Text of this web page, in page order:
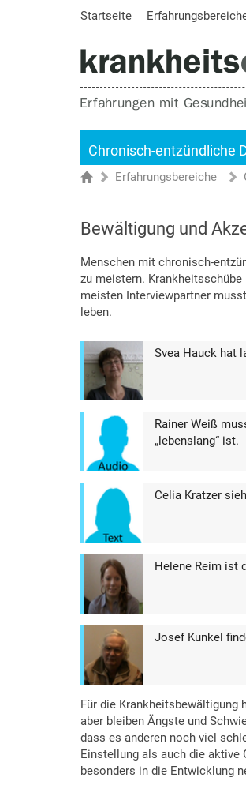
Startseite
Chronisch-entzündliche
Sie sind hier
StartseiteErfahrungsbereiche
Bewältigung und
Menschen mit chronisch-
zu meistern.
meisten Interviewpartner
leben.
Svea Hauck hat
Rainer Weiß
„lebenslang“ ist.
Celia Kratzer
Helene Reim ist
Josef Kunkel
Für die Krankheitsbewältigung
aber bleiben Ängste und
dass es anderen noch viel
Einstellung als auch die aktive
besonders in die Entwicklung